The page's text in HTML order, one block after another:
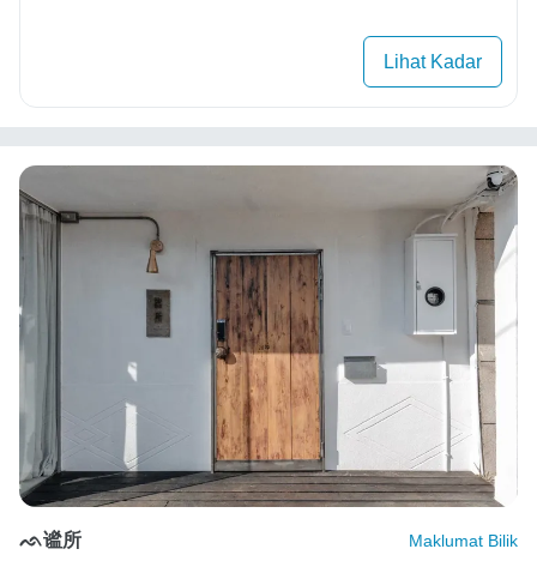
Lihat Kadar
ᨒ谧所 Maklumat Bilik